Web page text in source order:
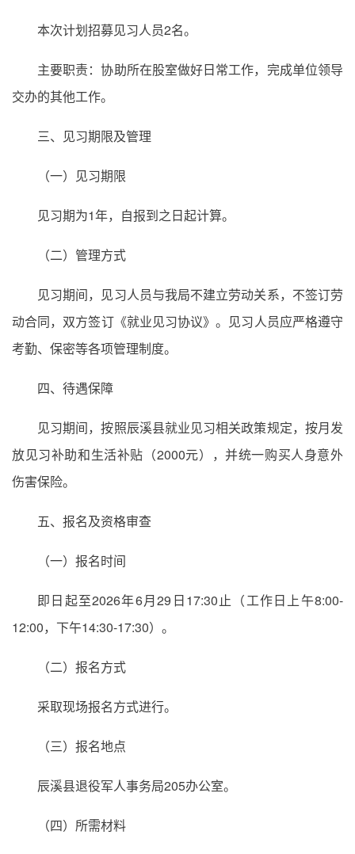
本次计划招募见习人员2名。
主要职责：协助所在股室做好日常工作，完成单位领导
交办的其他工作。
三、见习期限及管理
（一）见习期限
见习期为1年，自报到之日起计算。
（二）管理方式
见习期间，见习人员与我局不建立劳动关系，不签订劳
动合同，双方签订《就业见习协议》。见习人员应严格遵守
考勤、保密等各项管理制度。
四、待遇保障
见习期间，按照辰溪县就业见习相关政策规定，按月发
放见习补助和生活补贴（2000元），并统一购买人身意外
伤害保险。
五、报名及资格审查
（一）报名时间
即日起至2026年6月29日17:30止（工作日上午8:00-
12:00，下午14:30-17:30）。
（二）报名方式
采取现场报名方式进行。
（三）报名地点
辰溪县退役军人事务局205办公室。
（四）所需材料